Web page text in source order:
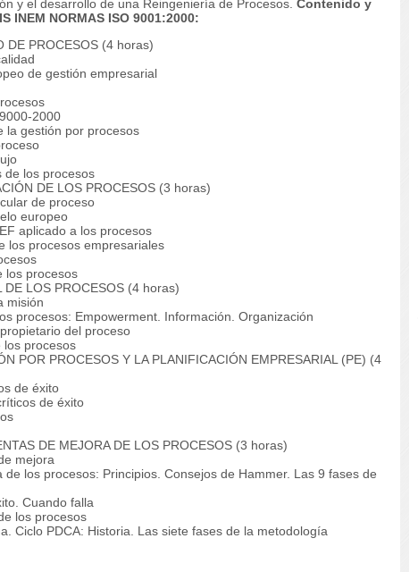
y el desarrollo de una Reingeniería de Procesos. Contenido y
INEM NORMAS ISO 9001:2000:
DE PROCESOS (4 horas)
de gestión empresarial
2000
la gestión por procesos
de los procesos
DE LOS PROCESOS (3 horas)
de proceso
europeo
aplicado a los procesos
los procesos empresariales
los procesos
LOS PROCESOS (4 horas)
misión
procesos: Empowerment. Información. Organización
del proceso
los procesos
POR PROCESOS Y LA PLANIFICACIÓN EMPRESARIAL (PE) (4
de éxito
de éxito
DE MEJORA DE LOS PROCESOS (3 horas)
mejora
de los procesos: Principios. Consejos de Hammer. Las 9 fases de
Cuando falla
los procesos
Ciclo PDCA: Historia. Las siete fases de la metodología